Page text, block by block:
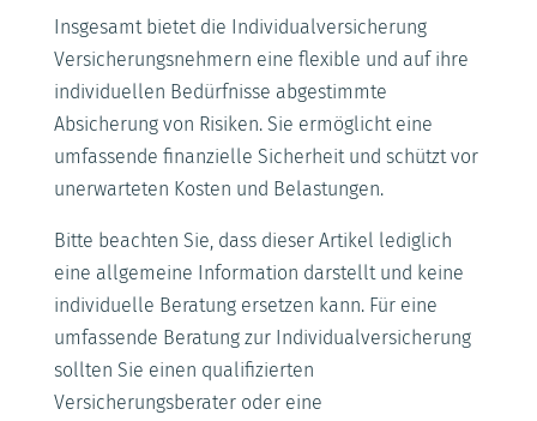
Insgesamt bietet die Individualversicherung
Versicherungsnehmern eine flexible und auf ihre
individuellen Bedürfnisse abgestimmte
Absicherung von Risiken. Sie ermöglicht eine
umfassende finanzielle Sicherheit und schützt vor
unerwarteten Kosten und Belastungen.
Bitte beachten Sie, dass dieser Artikel lediglich
eine allgemeine Information darstellt und keine
individuelle Beratung ersetzen kann. Für eine
umfassende Beratung zur Individualversicherung
sollten Sie einen qualifizierten
Versicherungsberater oder eine